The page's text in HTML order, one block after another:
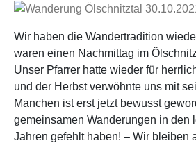
Wir haben die Wandertradition
waren einen Nachmittag im
Unser Pfarrer hatte wieder für
und der Herbst verwöhnte uns mit
Manchen ist erst jetzt bewusst
gemeinsamen Wanderungen in den
Jahren gefehlt haben! – Wir bleiben